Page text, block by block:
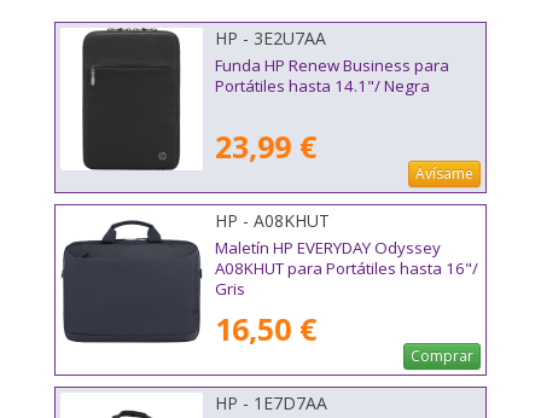
HP - 3E2U7AA
Funda HP Renew Business para
Portátiles hasta 14.1"/ Negra
23,99 €
Avísame
HP - A08KHUT
Maletín HP EVERYDAY Odyssey
A08KHUT para Portátiles hasta 16"/
Gris
16,50 €
Comprar
HP - 1E7D7AA